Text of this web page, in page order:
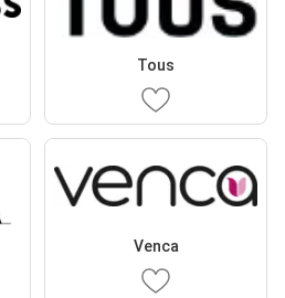
Tous
Venca